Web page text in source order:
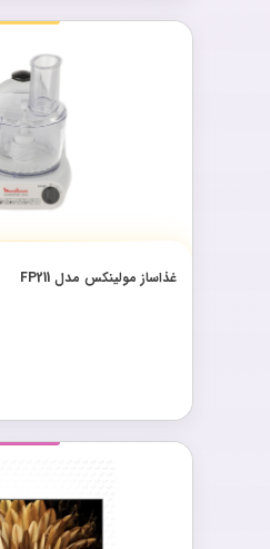
غذاساز مولینکس مدل FP211